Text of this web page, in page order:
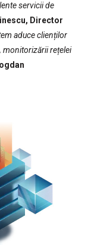
servicii de
Director
aduce clienților
monitorizării rețelei